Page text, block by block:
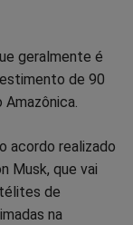
geralmente é
de 90
acordo realizado
Musk, que vai
de
na